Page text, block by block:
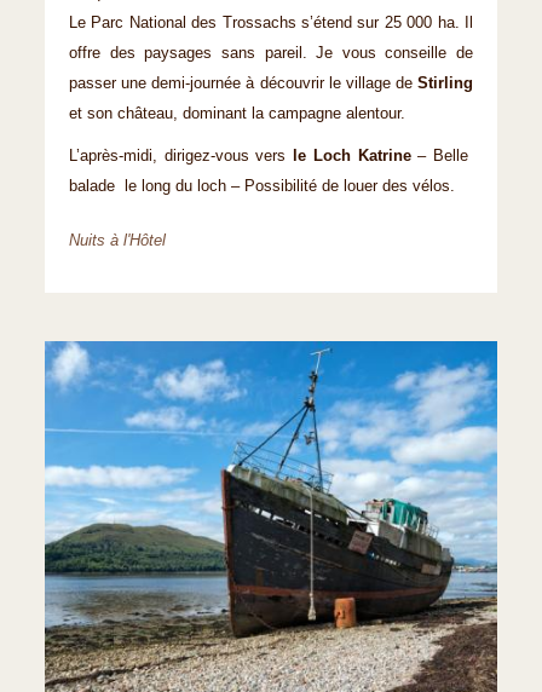
Le Parc National des Trossachs s’étend sur 25 000 ha. Il
offre des paysages sans pareil. Je vous conseille de
passer une demi-journée à découvrir le village de Stirling
et son château, dominant la campagne alentour.
L’après-midi, dirigez-vous vers le Loch Katrine– Belle
balade le long du loch – Possibilité de louer des vélos.
Nuits à l'Hôtel